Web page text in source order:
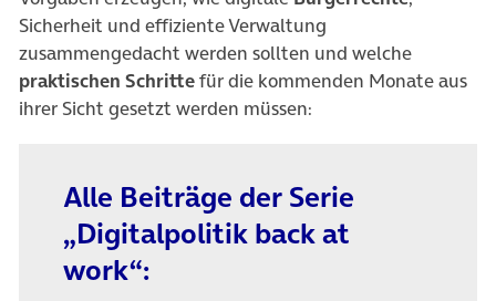
Sicherheit und effiziente Verwaltung
zusammengedacht werden sollten und welche
praktischen Schrittefür die kommenden Monate aus
ihrer Sicht gesetzt werden müssen:
Alle Beiträge der Serie
„Digitalpolitik back at
work“: